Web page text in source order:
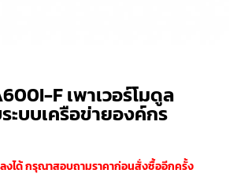
F เพาเวอร์โมดูล
ะบบเครือข่ายองค์กร
งได้ กรุณาสอบถามราคาก่อนสั่งซื้ออีกครั้ง